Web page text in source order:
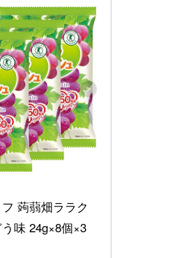
蒟蒻畑ララク
味 24g×8個×3